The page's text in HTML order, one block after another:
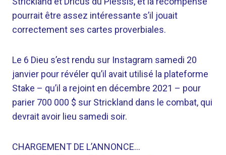
pourrait être assez intéressante s’il jouait
correctement ses cartes proverbiales.
Le 6 Dieu s’est rendu sur Instagram samedi 20
janvier pour révéler qu’il avait utilisé la plateforme
Stake – qu’il a rejoint en décembre 2021 – pour
parier 700 000 $ sur Strickland dans le combat, qui
devrait avoir lieu samedi soir.
CHARGEMENT DE L’ANNONCE…